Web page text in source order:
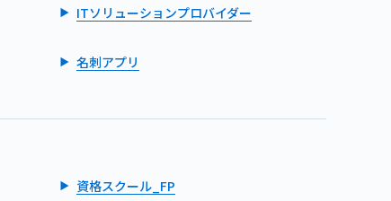
ITソリューションプロバイダー
名刺アプリ
資格スクール_FP